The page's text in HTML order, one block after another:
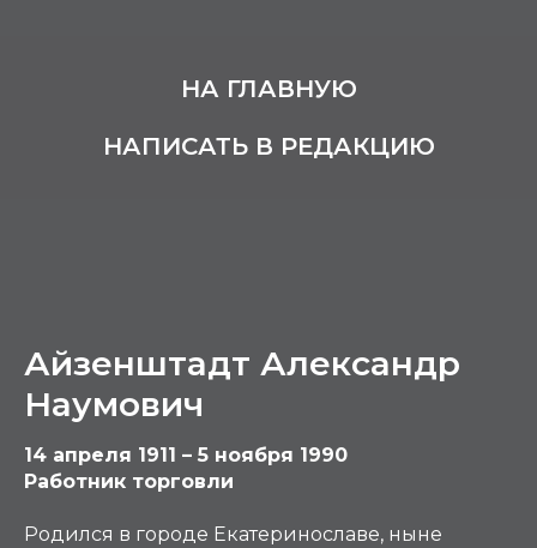
НА ГЛАВНУЮ
НАПИСАТЬ В РЕДАКЦИЮ
Айзенштадт Александр
Наумович
14 апреля 1911 – 5 ноября 1990
Работник торговли
Родился в городе Екатеринославе, ныне